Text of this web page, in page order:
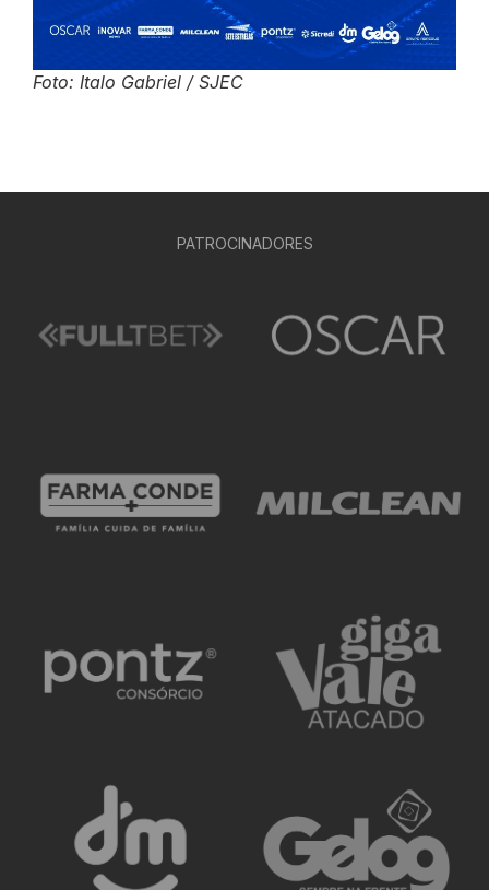
Foto: Italo Gabriel / SJEC
PATROCINADORES